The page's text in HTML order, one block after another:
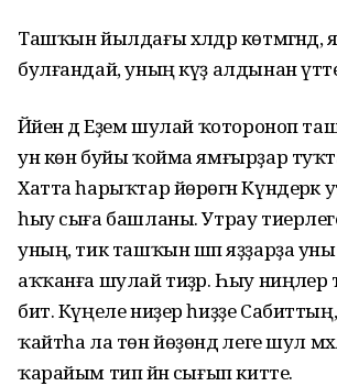
Ташҡын йылдағы хәлдәр
булғандай, уның күҙ алдынан
Йәйен дә Еҙем шулай ҡотороноп
ун көн буйы ҡойма ямғырҙар
Хатта һарыҡтар йөрөгән Күндерәк
һыу сыға башланы. Утрау
уның, тик ташҡын шәп яҙҙарҙа
аҡҡанға шулай тиҙәр. Һыу ниңәлер
бит. Күңеле ниҙер һиҙҙе
ҡайтһа ла төн йөҙөндә әлеге шул
ҡарайым тип йәнә сығып китте.